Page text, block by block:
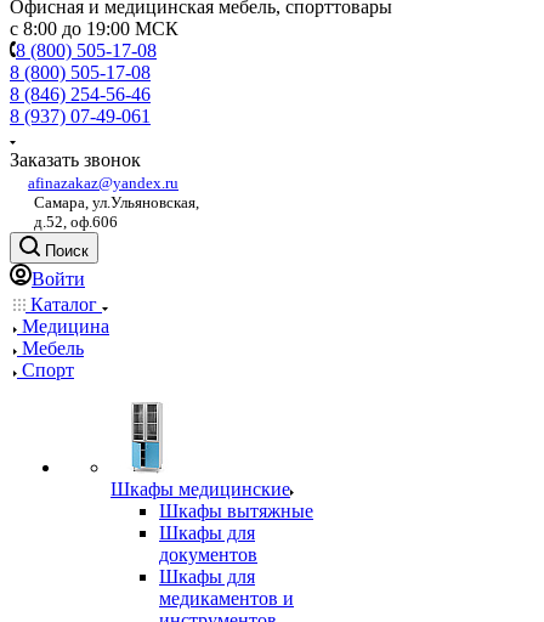
Офисная и медицинская мебель, спорттовары
с 8:00 до 19:00 МСК
8 (800) 505-17-08
8 (800) 505-17-08
8 (846) 254-56-46
8 (937) 07-49-061
Заказать звонок
afinazakaz@yandex.ru
Самара, ул.Ульяновская,
д.52, оф.606
Поиск
Войти
Каталог
Медицина
Мебель
Спорт
Шкафы медицинские
Шкафы вытяжные
Шкафы для
документов
Шкафы для
медикаментов и